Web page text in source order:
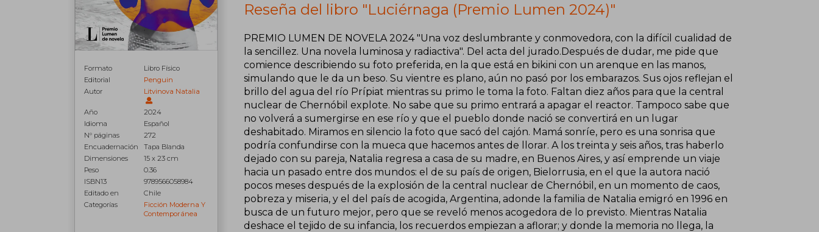
Formato
Libro Físico
Editorial
Penguin
Autor
Litvinova Natalia
Año
2024
Idioma
Español
N° páginas
272
Encuadernación
Tapa Blanda
Dimensiones
15 x 23 cm
Peso
0.36
ISBN13
9789566058984
Editado en
Chile
Categorías
Ficción Moderna Y
Contemporánea
Reseña del libro "Luciérnaga (Premio Lumen 2024)"
PREMIO LUMEN DE NOVELA 2024 "Una voz deslumbrante y conmovedora, con la difícil cualidad de
la sencillez. Una novela luminosa y radiactiva". Del acta del jurado.Después de dudar, me pide que
comience describiendo su foto preferida, en la que está en bikini con un arenque en las manos,
simulando que le da un beso. Su vientre es plano, aún no pasó por los embarazos. Sus ojos reflejan el
brillo del agua del río Prípiat mientras su primo le toma la foto. Faltan diez años para que la central
nuclear de Chernóbil explote. No sabe que su primo entrará a apagar el reactor. Tampoco sabe que
no volverá a sumergirse en ese río y que el pueblo donde nació se convertirá en un lugar
deshabitado. Miramos en silencio la foto que sacó del cajón. Mamá sonríe, pero es una sonrisa que
podría confundirse con la mueca que hacemos antes de llorar. A los treinta y seis años, tras haberlo
dejado con su pareja, Natalia regresa a casa de su madre, en Buenos Aires, y así emprende un viaje
hacia un pasado entre dos mundos: el de su país de origen, Bielorrusia, en el que la autora nació
pocos meses después de la explosión de la central nuclear de Chernóbil, en un momento de caos,
pobreza y miseria, y el del país de acogida, Argentina, adonde la familia de Natalia emigró en 1996 en
busca de un futuro mejor, pero que se reveló menos acogedora de lo previsto. Mientras Natalia
deshace el tejido de su infancia, los recuerdos empiezan a aflorar; y donde la memoria no llega, la